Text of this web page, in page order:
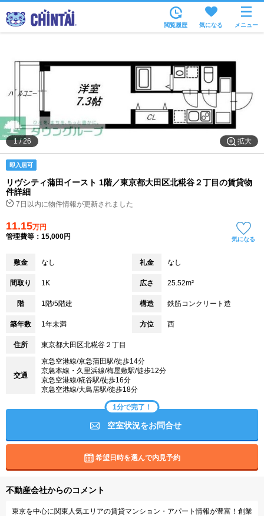
住所から
家賃相場から
通勤通学時間から
物件特集から
閲覧履歴 気になる メニュー
拡大
1/26
即入居可
リヴシティ蒲田イースト 1階／東京都大田区北糀谷２丁目の賃貸物
件詳細
7日以内に物件情報が更新されました
11.15万円
管理費等：15,000円
気になる
敷金 なし 礼金 なし
間取り 1K 広さ 25.52m²
階 1階/5階建 構造 鉄筋コンクリート造
築年数 1年未満 方位 西
住所 東京都大田区北糀谷２丁目
交通
京急空港線/京急蒲田駅/徒歩14分
京急本線・久里浜線/梅屋敷駅/徒歩12分
京急空港線/糀谷駅/徒歩16分
京急空港線/大鳥居駅/徒歩18分
1分で完了！
空室状況をお問合せ
希望日時を選んで内見予約
不動産会社からのコメント
東京を中心に関東人気エリアの賃貸マンション・アパート情報が豊富！創業